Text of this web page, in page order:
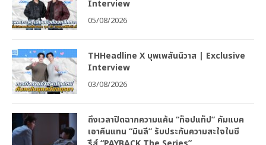
Interview
05/08/2026
THHeadline X บุพเพสันนิวาส | Exclusive
Interview
03/08/2026
ถึงเวลาปิดฉากความแค้น “ท็อปแท็ป” คัมแบค
เอาคืนแทน “มินลี” รับประกันความสะใจในซี